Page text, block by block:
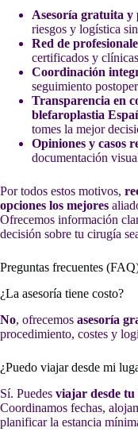
Asesoría gratuita y
riesgos y logística
Red de
certificados y
Coordinación
seguimiento
Transparencia en
blefaroplastia
tomes la mejor
Opiniones y casos
documentación
Por todos estos motivos,
opciones los mejores
Ofrecemos información
decisión sobre tu cirugía
Preguntas frecuentes
¿La asesoría tiene costo?
No, ofrecemos asesoría
procedimiento, costes y
¿Puedo viajar desde mi
Sí. Puedes viajar desde
Coordinamos fechas,
planificar la estancia